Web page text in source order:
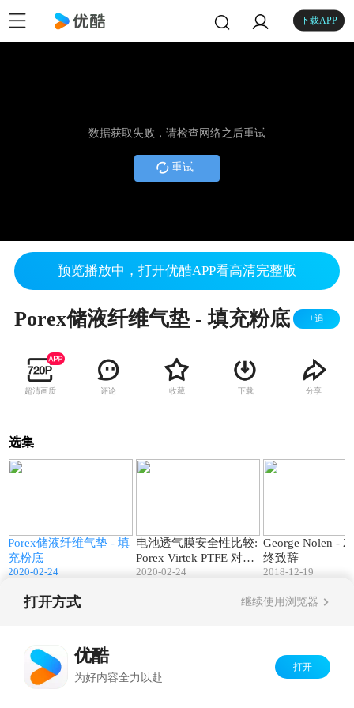
下载APP
数据获取失败，请检查网络之后重试
重试
预览播放中，打开优酷APP看高清完整版
Porex储液纤维气垫 - 填充粉底 +追
超清画质 评论 收藏 下载 分享
选集
Porex储液纤维气垫 - 填
充粉底
2020-02-24
电池透气膜安全性比较:
Porex Virtek PTFE 对比
膨体ePTFE
2020-02-24
George Nolen -
终致辞
2018-12-19
打开方式 继续使用浏览器
优酷
为好内容全力以赴
打开